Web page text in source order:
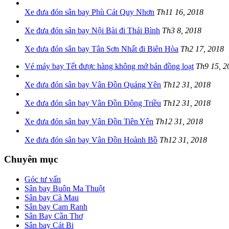
Xe đưa đón sân bay Phù Cát Quy Nhơn Th11 16, 2018
Xe đưa đón sân bay Nội Bài đi Thái Bình Th3 8, 2018
Xe đưa đón sân bay Tân Sơn Nhất đi Biên Hòa Th2 17, 2018
Vé máy bay Tết được hàng không mở bán đồng loạt Th9 15,
Xe đưa đón sân bay Vân Đồn Quảng Yên Th12 31, 2018
Xe đưa đón sân bay Vân Đồn Đông Triều Th12 31, 2018
Xe đưa đón sân bay Vân Đồn Tiên Yên Th12 31, 2018
Xe đưa đón sân bay Vân Đồn Hoành Bồ Th12 31, 2018
Chuyên mục
Góc tư vấn
Sân bay Buôn Ma Thuột
Sân bay Cà Mau
Sân bay Cam Ranh
Sân Bay Cần Thơ
Sân bay Cát Bi